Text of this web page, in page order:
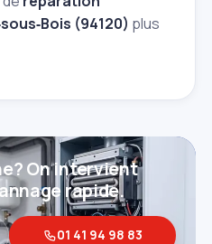
(94120) plus
On intervient
rapide.
01 41 94 98 83